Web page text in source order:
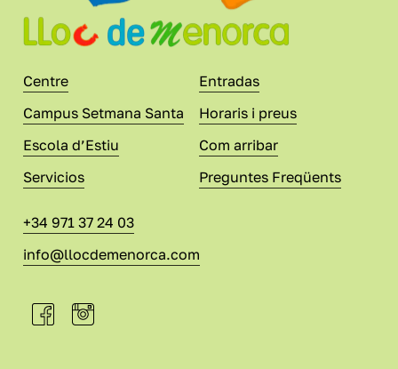
Centre
Campus Setmana Santa
Escola d’Estiu
Servicios
Entradas
Horaris i preus
Com arribar
Preguntes Freqüents
+34 971 37 24 03
info@llocdemenorca.com